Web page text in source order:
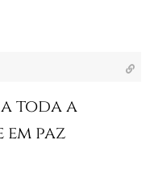
a toda a
paz